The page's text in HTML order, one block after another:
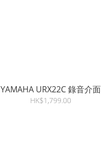
YAMAHA URX22C 錄音介面
HK$1,799.00